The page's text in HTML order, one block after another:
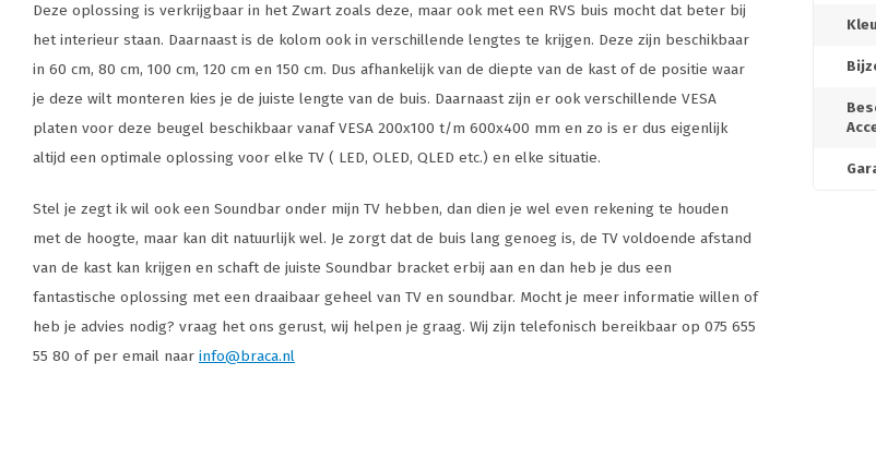
Deze oplossing is verkrijgbaar in het Zwart zoals deze, maar ook met een RVS buis mocht dat beter bij
het interieur staan. Daarnaast is de kolom ook in verschillende lengtes te krijgen. Deze zijn beschikbaar
in 60 cm, 80 cm, 100 cm, 120 cm en 150 cm. Dus afhankelijk van de diepte van de kast of de positie waar
je deze wilt monteren kies je de juiste lengte van de buis. Daarnaast zijn er ook verschillende VESA
platen voor deze beugel beschikbaar vanaf VESA 200x100 t/m 600x400 mm en zo is er dus eigenlijk
altijd een optimale oplossing voor elke TV ( LED, OLED, QLED etc.) en elke situatie.
Stel je zegt ik wil ook een Soundbar onder mijn TV hebben, dan dien je wel even rekening te houden
met de hoogte, maar kan dit natuurlijk wel. Je zorgt dat de buis lang genoeg is, de TV voldoende afstand
van de kast kan krijgen en schaft de juiste Soundbar bracket erbij aan en dan heb je dus een
fantastische oplossing met een draaibaar geheel van TV en soundbar. Mocht je meer informatie willen of
heb je advies nodig? vraag het ons gerust, wij helpen je graag. Wij zijn telefonisch bereikbaar op 075 655
55 80 of per email naar info@braca.nl